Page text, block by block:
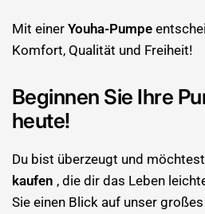
Mit einerYouha-Pumpe
Komfort, Qualität und Freiheit!
Beginnen Sie Ihre
heute!
Du bist überzeugt und
kaufen , die dir das Leben
Sie einen Blick auf unser